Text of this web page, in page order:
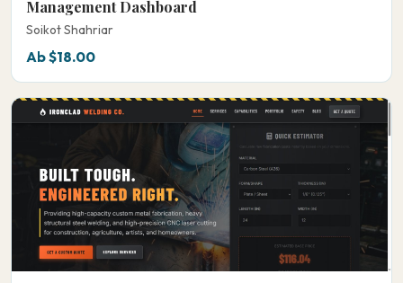
Management Dashboard
Soikot Shahriar
Ab $18.00